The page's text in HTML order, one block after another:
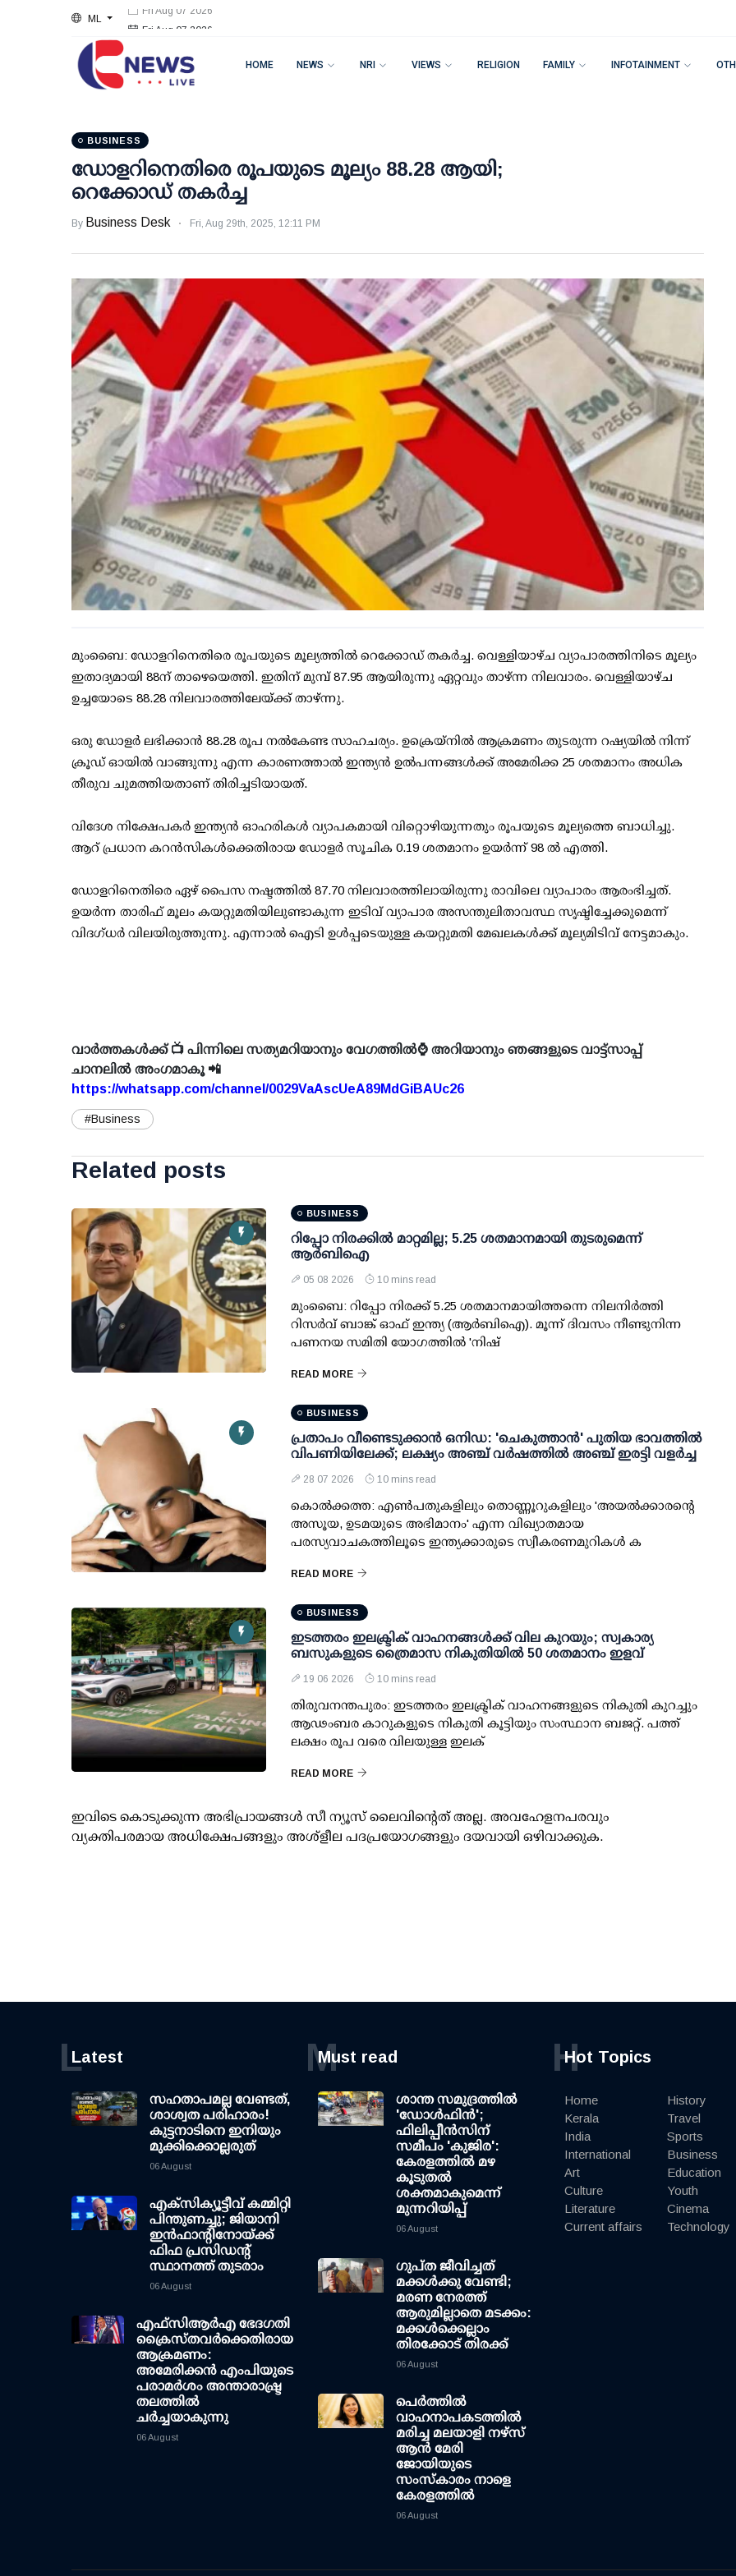
ML Fri Aug 07 2026
HOME NEWS NRI VIEWS RELIGION FAMILY INFOTAINMENT
BUSINESS
ഡോളറിനെതിരെ രൂപയുടെ മൂല്യം 88.28 ആയി;
റെക്കോഡ് തകര്‍ച്ച
By Business Desk Fri, Aug 29th, 2025, 12:11 PM
മുംബൈ: ഡോളറിനെതിരെ രൂപയുടെ മൂല്യത്തില്‍ റെക്കോഡ് തകര്‍ച്ച. വെള്ളിയാഴ്ച വ്യാപാരത്തിനിടെ മൂല്യം
ഇതാദ്യമായി 88ന് താഴെയെത്തി. ഇതിന് മുമ്പ് 87.95 ആയിരുന്നു ഏറ്റവും താഴ്ന്ന നിലവാരം. വെള്ളിയാഴ്ച
ഉച്ചയോടെ 88.28 നിലവാരത്തിലേയ്ക്ക് താഴ്ന്നു.
ഒരു ഡോളര്‍ ലഭിക്കാന്‍ 88.28 രൂപ നല്‍കേണ്ട സാഹചര്യം. ഉക്രെയ്‌നില്‍ ആക്രമണം തുടരുന്ന റഷ്യയില്‍ നിന്ന്
ക്രൂഡ് ഓയില്‍ വാങ്ങുന്നു എന്ന കാരണത്താല്‍ ഇന്ത്യന്‍ ഉല്‍പന്നങ്ങള്‍ക്ക് അമേരിക്ക 25 ശതമാനം അധിക
തീരുവ ചുമത്തിയതാണ് തിരിച്ചടിയായത്.
വിദേശ നിക്ഷേപകര്‍ ഇന്ത്യന്‍ ഓഹരികള്‍ വ്യാപകമായി വിറ്റൊഴിയുന്നതും രൂപയുടെ മൂല്യത്തെ ബാധിച്ചു.
ആറ് പ്രധാന കറന്‍സികള്‍ക്കെതിരായ ഡോളര്‍ സൂചിക 0.19 ശതമാനം ഉയര്‍ന്ന് 98 ല്‍ എത്തി.
ഡോളറിനെതിരെ ഏഴ് പൈസ നഷ്ടത്തില്‍ 87.70 നിലവാരത്തിലായിരുന്നു രാവിലെ വ്യാപാരം ആരംഭിച്ചത്.
ഉയര്‍ന്ന താരിഫ് മൂലം കയറ്റുമതിയിലുണ്ടാകുന്ന ഇടിവ് വ്യാപാര അസന്തുലിതാവസ്ഥ സൃഷ്ടിച്ചേക്കുമെന്ന്
വിദഗ്ധര്‍ വിലയിരുത്തുന്നു. എന്നാല്‍ ഐടി ഉള്‍പ്പടെയുള്ള കയറ്റുമതി മേഖലകള്‍ക്ക് മൂല്യമിടിവ് നേട്ടമാകും.
വാർത്തകൾക്ക് 📺 പിന്നിലെ സത്യമറിയാനും വേഗത്തിൽ⌚ അറിയാനും ഞങ്ങളുടെ വാട്ട്സാപ്പ്
ചാനലിൽ അംഗമാകൂ 📲
https://whatsapp.com/channel/0029VaAscUeA89MdGiBAUc26
#Business
Related posts
BUSINESS
റിപ്പോ നിരക്കില്‍ മാറ്റമില്ല; 5.25 ശതമാനമായി തുടരുമെന്ന്
ആര്‍ബിഐ
05 08 2026 10 mins read
മുംബൈ: റിപ്പോ നിരക്ക് 5.25 ശതമാനമായിത്തന്നെ നിലനിര്‍ത്തി
റിസര്‍വ് ബാങ്ക് ഓഫ് ഇന്ത്യ (ആര്‍ബിഐ). മൂന്ന് ദിവസം നീണ്ടുനിന്ന
പണനയ സമിതി യോഗത്തില്‍ 'നിഷ്
READ MORE
BUSINESS
പ്രതാപം വീണ്ടെടുക്കാന്‍ ഒനിഡ: 'ചെകുത്താന്‍' പുതിയ ഭാവത്തില്‍
വിപണിയിലേക്ക്; ലക്ഷ്യം അഞ്ച് വര്‍ഷത്തില്‍ അഞ്ച് ഇരട്ടി വളര്‍ച്ച
28 07 2026 10 mins read
കൊല്‍ക്കത്ത: എണ്‍പതുകളിലും തൊണ്ണൂറുകളിലും 'അയല്‍ക്കാരന്റെ
അസൂയ, ഉടമയുടെ അഭിമാനം' എന്ന വിഖ്യാതമായ
പരസ്യവാചകത്തിലൂടെ ഇന്ത്യക്കാരുടെ സ്വീകരണമുറികള്‍ ക
READ MORE
BUSINESS
ഇടത്തരം ഇലക്ട്രിക് വാഹനങ്ങള്‍ക്ക് വില കുറയും; സ്വകാര്യ
ബസുകളുടെ ത്രൈമാസ നികുതിയില്‍ 50 ശതമാനം ഇളവ്
19 06 2026 10 mins read
തിരുവനന്തപുരം: ഇടത്തരം ഇലക്ട്രിക് വാഹനങ്ങളുടെ നികുതി കുറച്ചും
ആഢംബര കാറുകളുടെ നികുതി കൂട്ടിയും സംസ്ഥാന ബജറ്റ്. പത്ത്
ലക്ഷം രൂപ വരെ വിലയുള്ള ഇലക്
READ MORE
ഇവിടെ കൊടുക്കുന്ന അഭിപ്രായങ്ങള്‍ സീ ന്യൂസ് ലൈവിന്റെത് അല്ല. അവഹേളനപരവും
വ്യക്തിപരമായ അധിക്ഷേപങ്ങളും അശ്‌ളീല പദപ്രയോഗങ്ങളും ദയവായി ഒഴിവാക്കുക.
Latest
L
സഹതാപമല്ല വേണ്ടത്,
ശാശ്വത പരിഹാരം!
കുട്ടനാടിനെ ഇനിയും
മുക്കിക്കൊല്ലരുത്
06 August
എക്സിക്യൂട്ടീവ് കമ്മിറ്റി
പിന്തുണച്ചു; ജിയാനി
ഇന്‍ഫാന്റിനോയ്ക്ക്
ഫിഫ പ്രസിഡന്റ്
സ്ഥാനത്ത് തുടരാം
06 August
എഫ്‌സി‌ആര്‍‌എ ഭേദഗതി
ക്രൈസ്തവർക്കെതിരായ
ആക്രമണം:
അമേരിക്കൻ എംപിയുടെ
പരാമർശം അന്താരാഷ്ട്ര
തലത്തിൽ
ചർച്ചയാകുന്നു
06 August
Must read
M
ശാന്ത സമുദ്രത്തില്‍
'ഡോള്‍ഫിന്‍';
ഫിലിപ്പീന്‍സിന്
സമീപം 'കുജിര':
കേരളത്തില്‍ മഴ
കൂടുതല്‍
ശക്തമാകുമെന്ന്
മുന്നറിയിപ്പ്
06 August
ഗുപ്ത ജീവിച്ചത്
മക്കള്‍ക്കു വേണ്ടി;
മരണ നേരത്ത്
ആരുമില്ലാതെ മടക്കം:
മക്കള്‍ക്കെല്ലാം
തിരക്കോട് തിരക്ക്
06 August
പെർത്തിൽ
വാഹനാപകടത്തിൽ
മരിച്ച മലയാളി നഴ്സ്
ആൻ മേരി
ജോയിയുടെ
സംസ്കാരം നാളെ
കേരളത്തിൽ
06 August
Hot Topics
H
Home
Kerala
India
International
Art
Culture
Literature
Current affairs
History
Travel
Sports
Business
Education
Youth
Cinema
Technology